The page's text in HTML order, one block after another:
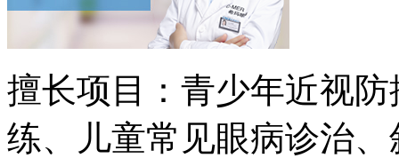
擅长项目： 青少年近视
练、儿童常见眼病诊治